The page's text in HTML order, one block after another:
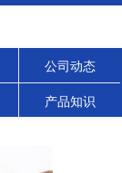
公司动态
产品知识